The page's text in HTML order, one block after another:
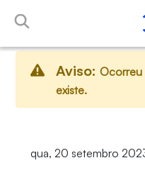
Pular para o Conteúdo
Aviso: Ocorreu
existe.
qua, 20 setembro